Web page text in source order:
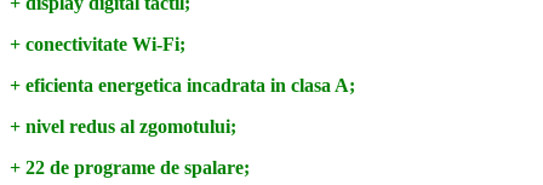
+ conectivitate Wi-Fi;
+ eficienta energetica incadrata in clasa A;
+ nivel redus al zgomotului;
+ 22 de programe de spalare;